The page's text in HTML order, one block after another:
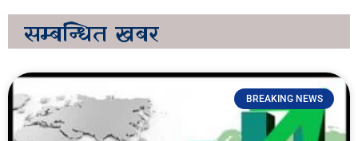
सम्बन्धित खबर
BREAKING NEWS